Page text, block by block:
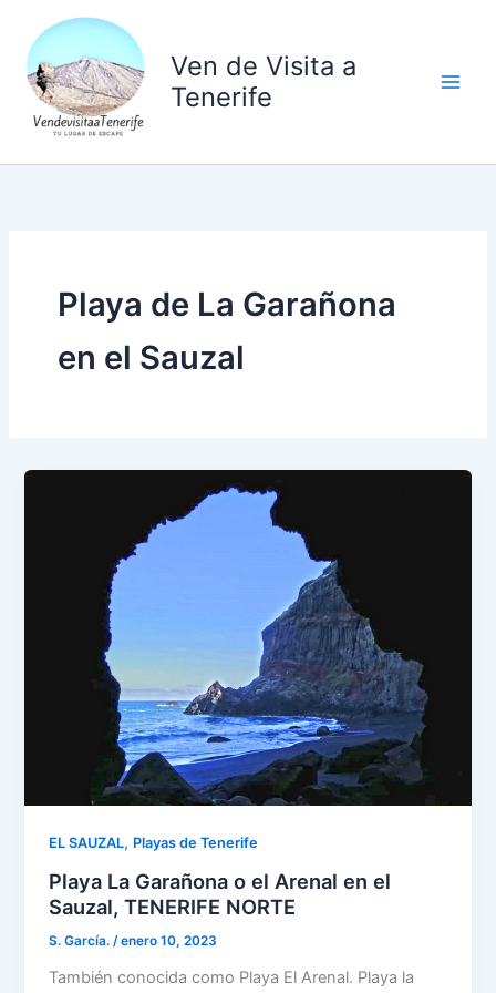
contenido
Ven de Visita a
Tenerife
Playa de La Garañona
en el Sauzal
EL SAUZAL, Playas de Tenerife
Playa La Garañona o el Arenal en el
Sauzal, TENERIFE NORTE
S. García./enero 10, 2023
También conocida como Playa El Arenal. Playa la